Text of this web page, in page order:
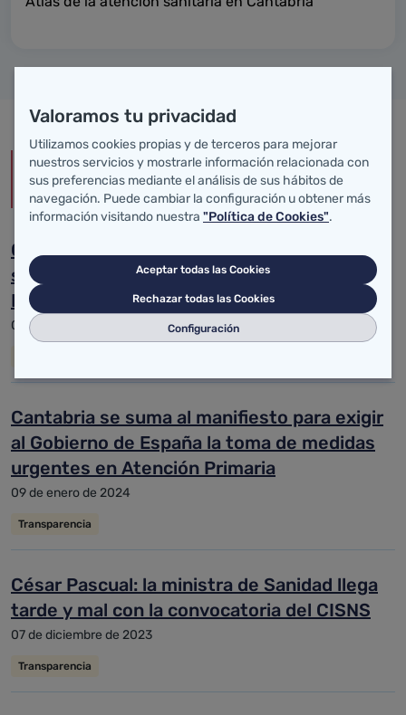
Noticias
Conoce las noticias de Transparencia
César Pascual garantiza la cobertura
sanitaria a los 11 ayuntamientos de la
Merindad de Campoo
02 de julio de 2024
Cantabria se suma al manifiesto para exigir
al Gobierno de España la toma de medidas
urgentes en Atención Primaria
09 de enero de 2024
Transparencia
César Pascual: la ministra de Sanidad llega
tarde y mal con la convocatoria del CISNS
07 de diciembre de 2023
Transparencia
Valoramos tu privacidad
Utilizamos cookies propias y de terceros para mejorar
nuestros servicios y mostrarle información relacionada con
sus preferencias mediante el análisis de sus hábitos de
navegación. Puede cambiar la configuración u obtener más
información visitando nuestra "Política de Cookies".
Aceptar todas las Cookies
Rechazar todas las Cookies
Configuración